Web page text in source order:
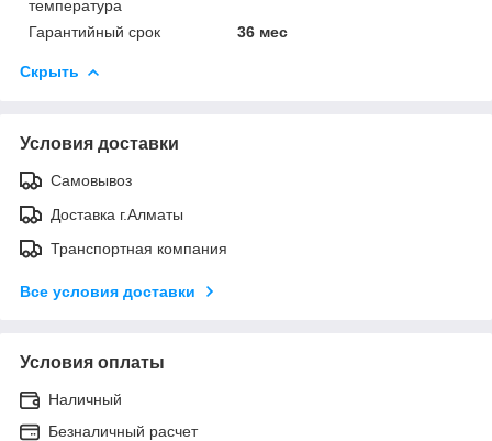
температура
Гарантийный срок 36 мес
Скрыть
Условия доставки
Самовывоз
Доставка г.Алматы
Транспортная компания
Все условия доставки
Условия оплаты
Наличный
Безналичный расчет